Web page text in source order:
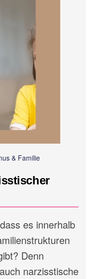
& Familie
es innerhalb
Denn
narzisstische